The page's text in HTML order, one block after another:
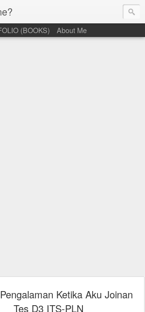
(BOOKS) About Me
Ketika Aku Joinan
Tes D3 ITS-PLN